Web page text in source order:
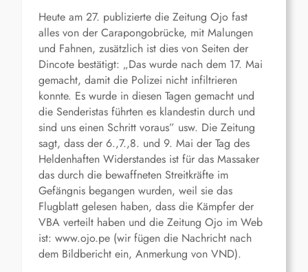
Heute am 27. publizierte die Zeitung Ojo fast
alles von der Carapongobrücke, mit Malungen
und Fahnen, zusätzlich ist dies von Seiten der
Dincote bestätigt: „Das wurde nach dem 17. Mai
gemacht, damit die Polizei nicht infiltrieren
konnte. Es wurde in diesen Tagen gemacht und
die Senderistas führten es klandestin durch und
sind uns einen Schritt voraus” usw. Die Zeitung
sagt, dass der 6.,7.,8. und 9. Mai der Tag des
Heldenhaften Widerstandes ist für das Massaker
das durch die bewaffneten Streitkräfte im
Gefängnis begangen wurden, weil sie das
Flugblatt gelesen haben, dass die Kämpfer der
VBA verteilt haben und die Zeitung Ojo im Web
ist: www.ojo.pe (wir fügen die Nachricht nach
dem Bildbericht ein, Anmerkung von VND).